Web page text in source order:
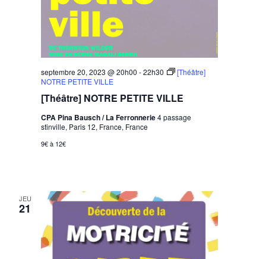
[Théâtre] NOTRE PETITE VILLE
septembre 20, 2023 @ 20h00 -22h30
[Théâtre]
NOTRE PETITE VILLE
CPA Pina Bausch / La Ferronnerie4 passage
stinville, Paris 12, France, France
9€ à 12€
JEU
21